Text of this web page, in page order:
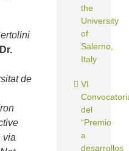
Dr.
de
via
the
University
of
Salerno,
Italy
VI
del
“Premio
a
desarrollos